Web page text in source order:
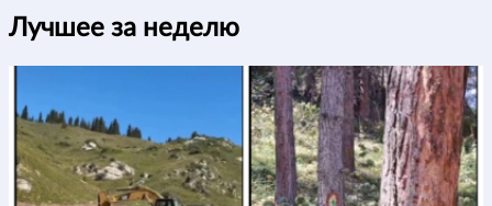
Лучшее за неделю